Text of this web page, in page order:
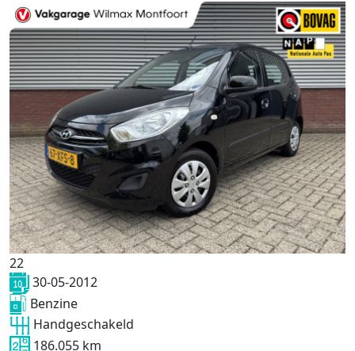
22
30-05-2012
Benzine
Handgeschakeld
186.055 km